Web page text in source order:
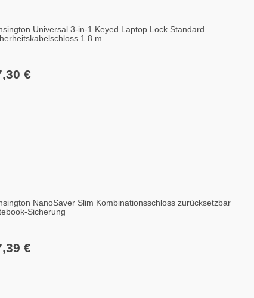
Universal 3-in-1 Keyed Laptop Lock Standard
1.8 m
€
NanoSaver Slim Kombinationsschloss zurücksetzbar
Sicherung
€